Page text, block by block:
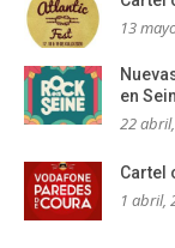
13
en
22
Cartel
1 abril,